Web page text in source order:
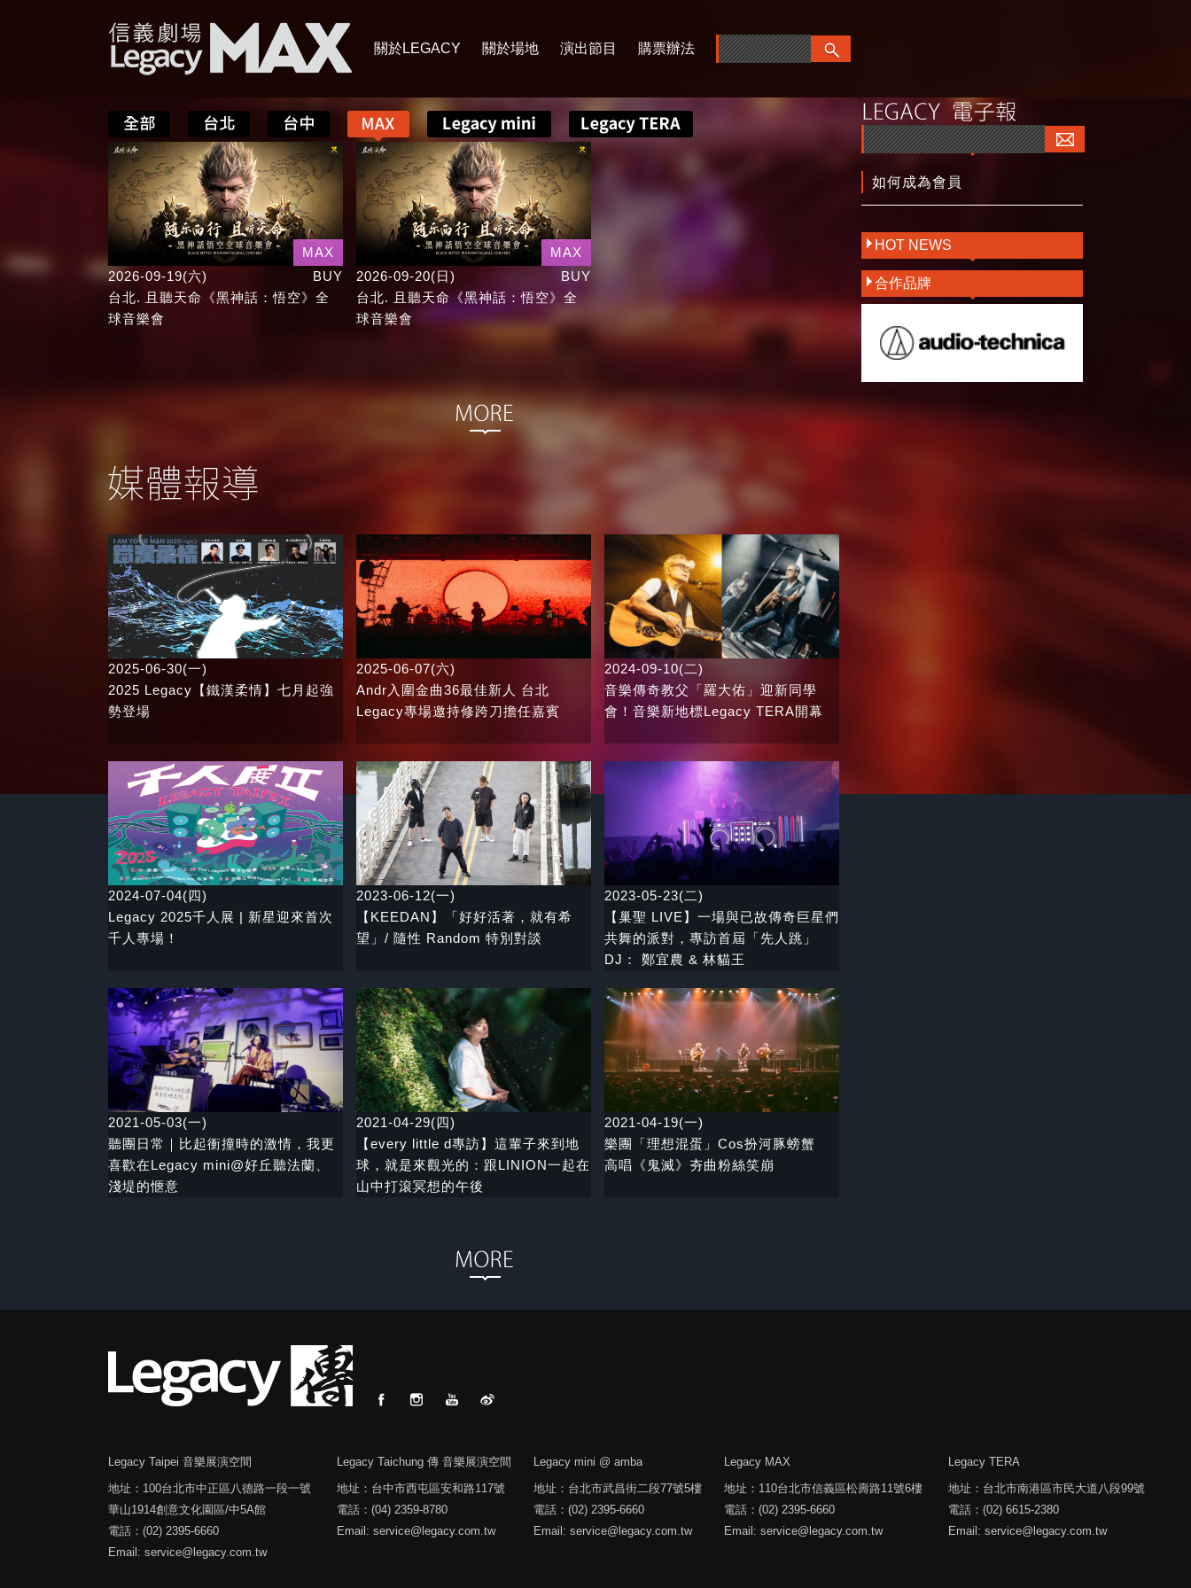
關於LEGACY 關於場地 演出節目 購票辦法
MAX
2026-09-19(六)
BUY
台北. 且聽天命《黑神話：悟空》全
球音樂會
MAX
2026-09-20(日)
BUY
台北. 且聽天命《黑神話：悟空》全
球音樂會
2025-06-30(一)
2025 Legacy【鐵漢柔情】七月起強
勢登場
2025-06-07(六)
Andr入圍金曲36最佳新人 台北
Legacy專場邀持修跨刀擔任嘉賓
2024-09-10(二)
音樂傳奇教父「羅大佑」迎新同學
會！音樂新地標Legacy TERA開幕
2024-07-04(四)
Legacy 2025千人展 | 新星迎來首次
千人專場！
2023-06-12(一)
【KEEDAN】「好好活著，就有希
望」/ 隨性 Random 特別對談
2023-05-23(二)
【巢聖 LIVE】一場與已故傳奇巨星們
共舞的派對，專訪首屆「先人跳」
DJ： 鄭宜農 & 林貓王
2021-05-03(一)
聽團日常｜比起衝撞時的激情，我更
喜歡在Legacy mini@好丘聽法蘭、
淺堤的愜意
2021-04-29(四)
【every little d專訪】這輩子來到地
球，就是來觀光的：跟LINION一起在
山中打滾冥想的午後
2021-04-19(一)
樂團「理想混蛋」Cos扮河豚螃蟹
高唱《鬼滅》夯曲粉絲笑崩
如何成為會員
HOT NEWS
合作品牌
Legacy Taipei 音樂展演空間 Legacy Taichung 傳 音樂展演空間 Legacy mini @ amba Legacy MAX
Legacy TERA
地址：100台北市中正區八德路一段一號
華山1914創意文化園區/中5A館
電話：(02) 2395-6660
Email: service@legacy.com.tw
地址：台中市西屯區安和路117號
電話：(04) 2359-8780
Email: service@legacy.com.tw
地址：台北市武昌街二段77號5樓
電話：(02) 2395-6660
Email: service@legacy.com.tw
地址：110台北市信義區松壽路11號6樓
電話：(02) 2395-6660
Email: service@legacy.com.tw
地址：台北市南港區市民大道八段99號
電話：(02) 6615-2380
Email: service@legacy.com.tw